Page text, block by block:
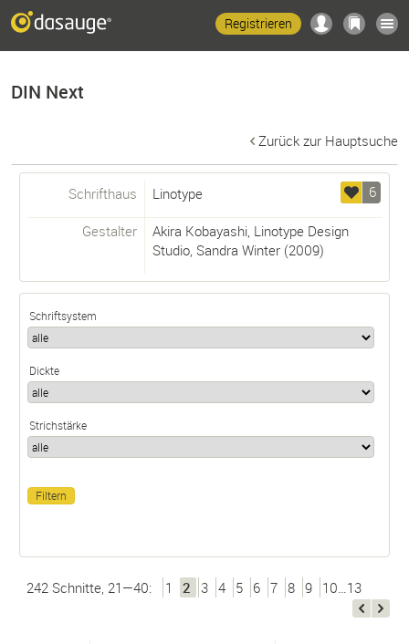
Registrieren
DIN Next
Zurück zur Hauptsuche
6
Schrifthaus Linotype
Gestalter Akira Kobayashi, Linotype Design
Studio, Sandra Winter(2009)
Schriftsystem
Dickte
Strichstärke
242 Schnitte, 21—40: 1 2 3 4 5 6 7 8 9 10…13